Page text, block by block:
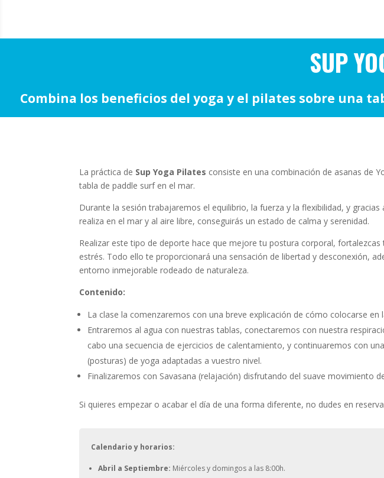
SUP
Combina los beneficios del yoga y el pilates sobre una
La práctica de Sup Yoga Pilates consiste en una combinación de asanas de
tabla de paddle surf en el mar.
Durante la sesión trabajaremos el equilibrio, la fuerza y la flexibilidad, y gracias
realiza en el mar y al aire libre, conseguirás un estado de calma y serenidad.
Realizar este tipo de deporte hace que mejore tu postura corporal, fortalezcas
estrés. Todo ello te proporcionará una sensación de libertad y desconexión,
entorno inmejorable rodeado de naturaleza.
Contenido:
La clase la comenzaremos con una breve explicación de cómo colocarse en
Entraremos al agua con nuestras tablas, conectaremos con nuestra
cabo una secuencia de ejercicios de calentamiento, y continuaremos con
(posturas) de yoga adaptadas a vuestro nivel.
Finalizaremos con Savasana (relajación) disfrutando del suave movimiento
Si quieres empezar o acabar el día de una forma diferente, no dudes en
Calendario y horarios:
Abril a Septiembre: Miércoles y domingos a las 8:00h.